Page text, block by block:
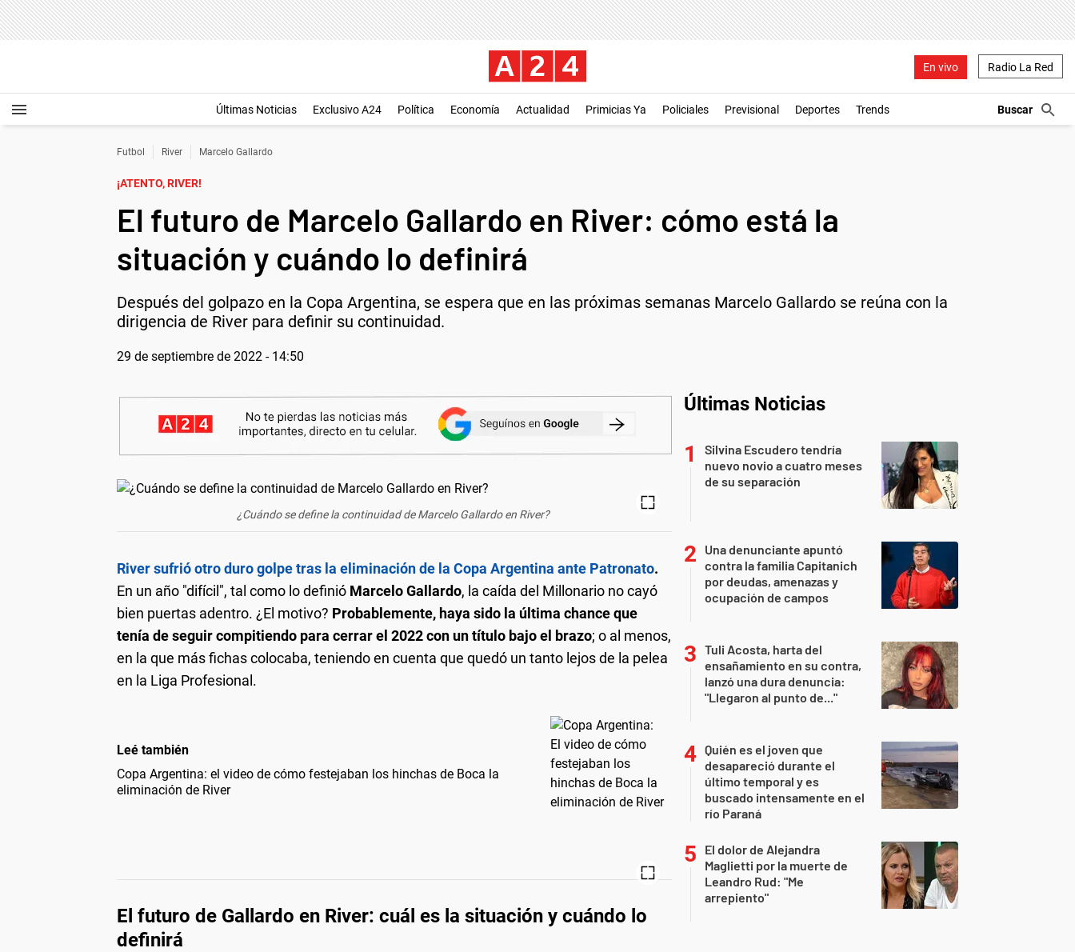
En vivo Radio La Red
Últimas Noticias Exclusivo A24 Política Economía Actualidad Primicias Ya Policiales Previsional Deportes Trends
Futbol River Marcelo Gallardo
¡ATENTO, RIVER!
El futuro de Marcelo Gallardo en River: cómo está la
situación y cuándo lo definirá
Después del golpazo en la Copa Argentina, se espera que en las próximas semanas Marcelo Gallardo se reúna con la
dirigencia de River para definir su continuidad.
29 de septiembre de 2022 - 14:50
¿Cuándo se define la continuidad de Marcelo Gallardo en River?
River sufrió otro duro golpe tras la eliminación de la Copa Argentina ante Patronato.
En un año "difícil", tal como lo definió Marcelo Gallardo, la caída del Millonario no cayó
bien puertas adentro. ¿El motivo? Probablemente, haya sido la última chance que
tenía de seguir compitiendo para cerrar el 2022 con un título bajo el brazo; o al menos,
en la que más fichas colocaba, teniendo en cuenta que quedó un tanto lejos de la pelea
en la Liga Profesional.
Leé también
Copa Argentina: el video de cómo festejaban los hinchas de Boca la
eliminación de River
El futuro de Gallardo en River: cuál es la situación y cuándo lo
definirá
Últimas Noticias
Silvina Escudero tendría
nuevo novio a cuatro meses
de su separación
Una denunciante apuntó
contra la familia Capitanich
por deudas, amenazas y
ocupación de campos
Tuli Acosta, harta del
ensañamiento en su contra,
lanzó una dura denuncia:
"Llegaron al punto de..."
Quién es el joven que
desapareció durante el
último temporal y es
buscado intensamente en el
río Paraná
El dolor de Alejandra
Maglietti por la muerte de
Leandro Rud: "Me
arrepiento"